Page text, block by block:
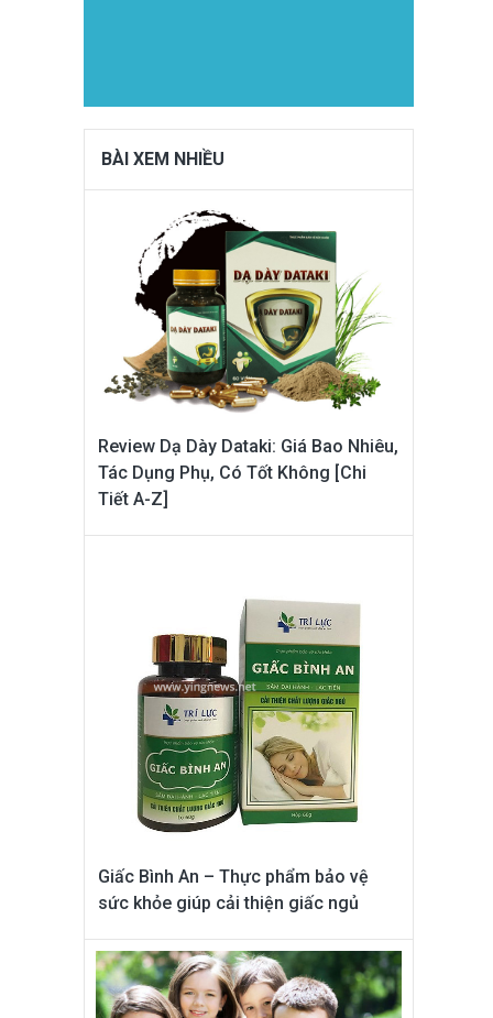
BÀI XEM NHIỀU
Review Dạ Dày Dataki: Giá Bao Nhiêu,
Tác Dụng Phụ, Có Tốt Không [Chi
Tiết A-Z]
Giấc Bình An – Thực phẩm bảo vệ
sức khỏe giúp cải thiện giấc ngủ